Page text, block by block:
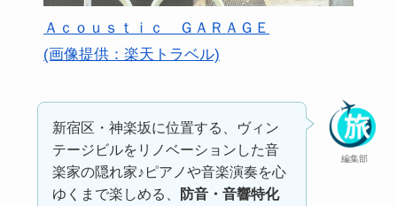
Ａｃｏｕｓｔｉｃ ＧＡＲＡＧＥ
(画像提供：楽天トラベル)
編集部
新宿区・神楽坂に位置する、ヴィン
テージビルをリノベーションした音
楽家の隠れ家♪ピアノや音楽演奏を心
ゆくまで楽しめる、
防音・音響特化